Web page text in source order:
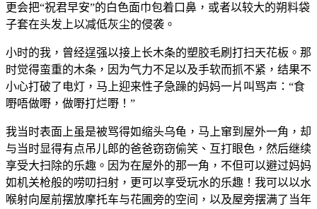
更会把“祝君早安”的白色面巾包着口鼻，或者以较大的朔料袋
子套在头发上以减低灰尘的侵袭。
小时的我，曾经逞强以接上长木条的塑胶毛刷打扫天花板。那
时觉得蛮重的木条，因为气力不足以及手软而抓不紧，结果不
小心打破了电灯，马上迎来性子急躁的妈妈一片叫骂声：“食
嘢唔做嘢，做嘢打烂嘢！”
我当时表面上虽是被骂得如缩头乌龟，马上窜到屋外一角，却
与当时显得有点吊儿郎的爸爸窃窃偷笑、互打眼色，然后继续
享受大扫除的乐趣。因为在屋外的那一角，不但可以避过妈妈
如机关枪般的唠叨扫射，更可以享受玩水的乐趣！我可以以水
喉射向屋前摆放摩托车与花圃旁的空间，以及屋旁摆满了当年